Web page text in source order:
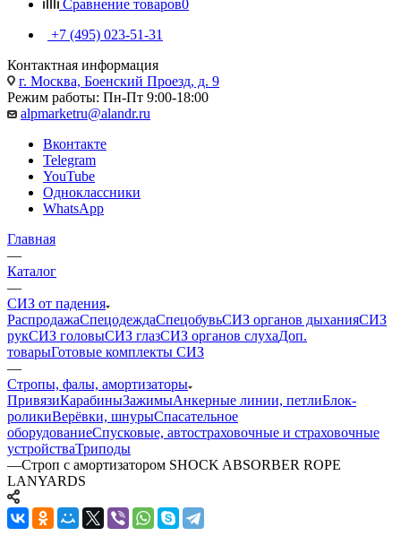
Сравнение товаров0
+7 (495) 023-51-31
Контактная информация
г. Москва, Боенский Проезд, д. 9
Режим работы: Пн-Пт 9:00-18:00
alpmarketru@alandr.ru
Вконтакте
Telegram
YouTube
Одноклассники
WhatsApp
Главная
—
Каталог
—
СИЗ от падения
РаспродажаСпецодеждаСпецобувьСИЗ органов дыханияСИЗ
рукСИЗ головыСИЗ глазСИЗ органов слухаДоп.
товарыГотовые комплекты СИЗ
—
Стропы, фалы, амортизаторы
ПривязиКарабиныЗажимыАнкерные линии, петлиБлок-
роликиВерёвки, шнурыСпасательное
оборудованиеСпусковые, автостраховочные и страховочные
устройстваТриподы
—Строп с амортизатором SHOCK ABSORBER ROPE
LANYARDS